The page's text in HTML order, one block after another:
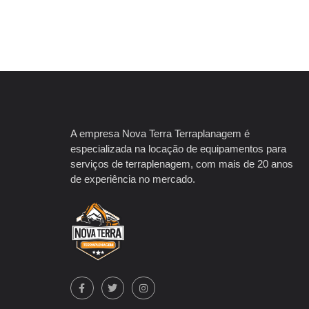
A empresa Nova Terra Terraplanagem é
especializada na locação de equipamentos para
serviços de terraplenagem, com mais de 20 anos
de experiência no mercado.